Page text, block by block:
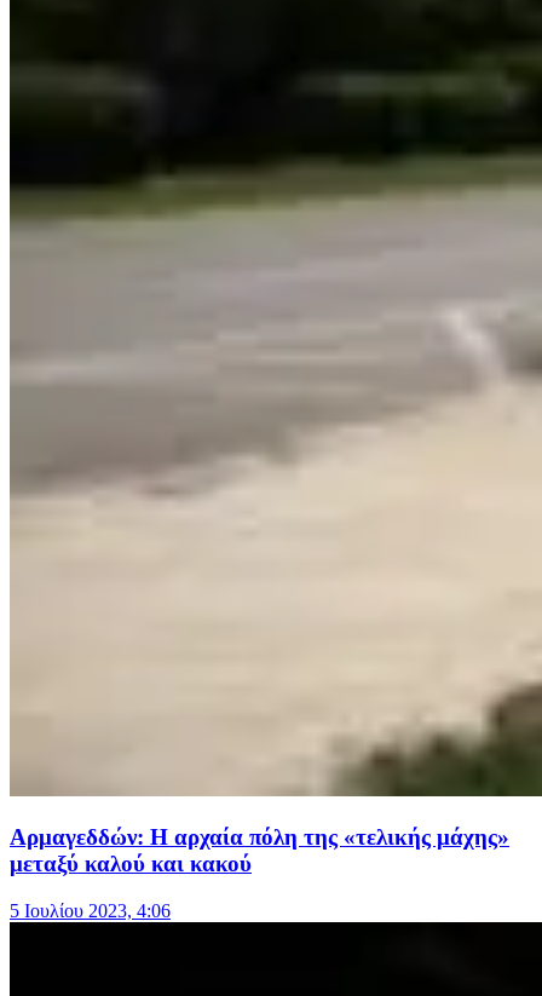
Αρμαγεδδών: Η αρχαία πόλη της «τελικής μάχης»
μεταξύ καλού και κακού
5 Ιουλίου 2023, 4:06